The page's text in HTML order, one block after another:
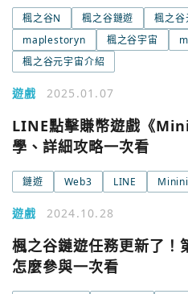
楓之谷N 楓之谷鏈遊 楓之谷
maplestoryn
楓之谷宇宙
楓之谷元宇宙介紹
遊戲 2025.01.07
LINE點擊賺幣遊戲《
學、詳細攻略一次看
鏈遊 Web3 LINE
遊戲 2024.10.28
楓之谷鏈遊任務更新了！
怎麼參與一次看